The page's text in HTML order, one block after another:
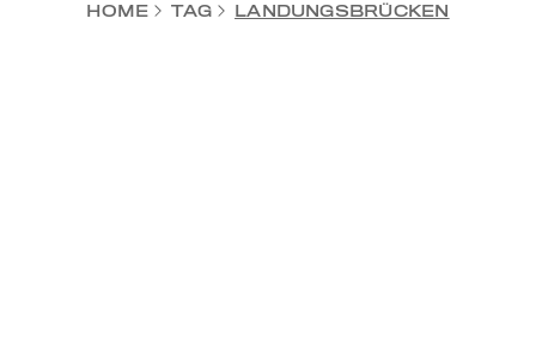
HOME TAG LANDUNGSBRÜCKEN